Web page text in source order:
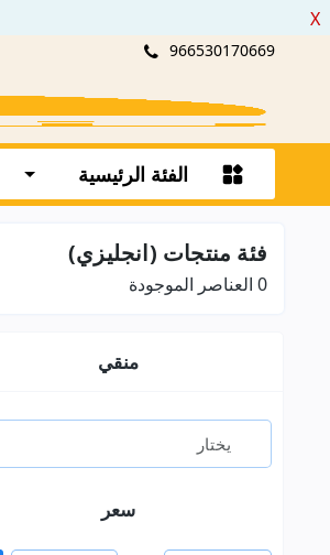
X
966530170669
الفئة الرئيسية
فئة منتجات (انجليزي)
0 العناصر الموجودة
منقي
سعر